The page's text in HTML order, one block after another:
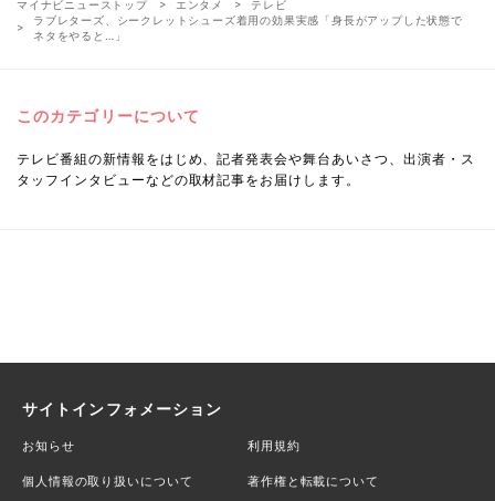
マイナビニューストップ エンタメ
テレビ
ラブレターズ、シークレットシューズ着用の効果実感「身長がアップした状態で
ネタをやると…」
このカテゴリーについて
テレビ番組の新情報をはじめ、記者発表会や舞台あいさつ、出演者・ス
タッフインタビューなどの取材記事をお届けします。
サイトインフォメーション
お知らせ 利用規約
個人情報の取り扱いについて 著作権と転載について